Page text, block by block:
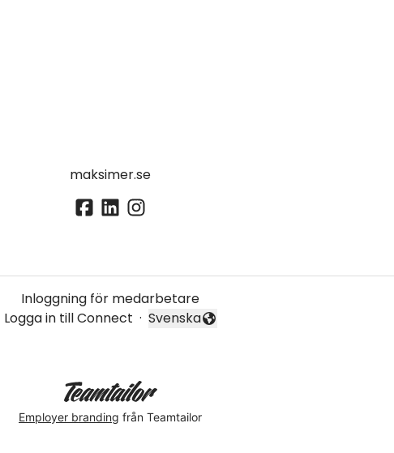
maksimer.se
Inloggning för medarbetare
Logga in till Connect · Byt språk
Svenska
Employer branding från Teamtailor